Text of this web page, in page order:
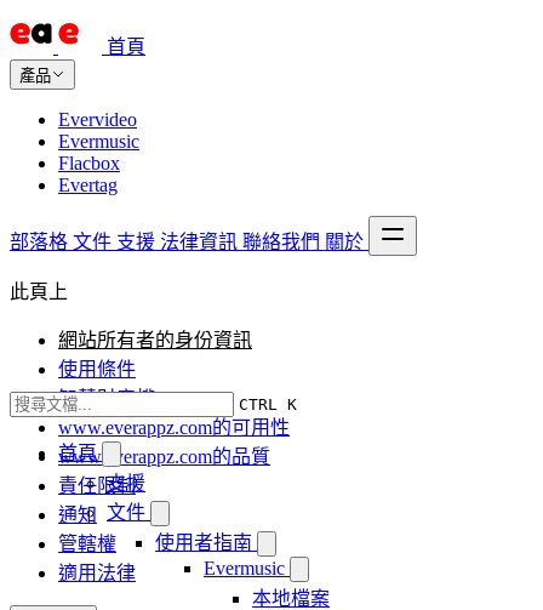
首頁
產品
Evervideo
Evermusic
Flacbox
Evertag
部落格 文件 支援 法律資訊 聯絡我們 關於
CTRL K
首頁
支援
文件
使用者指南
Evermusic
本地檔案
此頁上
網站所有者的身份資訊
使用條件
智慧財產權
www.everappz.com的可用性
www.everappz.com的品質
責任限制
通知
管轄權
適用法律